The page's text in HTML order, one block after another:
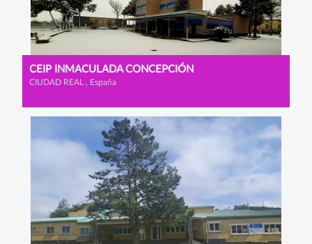
CEIP INMACULADA CONCEPCIÓN
CIUDAD REAL , España